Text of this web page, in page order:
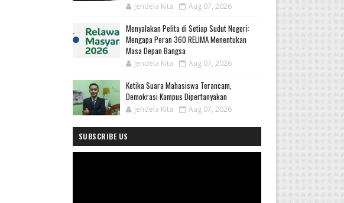
Jendela Kita Aug 07, 2026
Menyalakan Pelita di Setiap Sudut Negeri:
Mengapa Peran 360 RELIMA Menentukan
Masa Depan Bangsa
Jendela Kita Aug 07, 2026
Ketika Suara Mahasiswa Terancam,
Demokrasi Kampus Dipertanyakan
Jendela Kita Aug 07, 2026
SUBSCRIBE US